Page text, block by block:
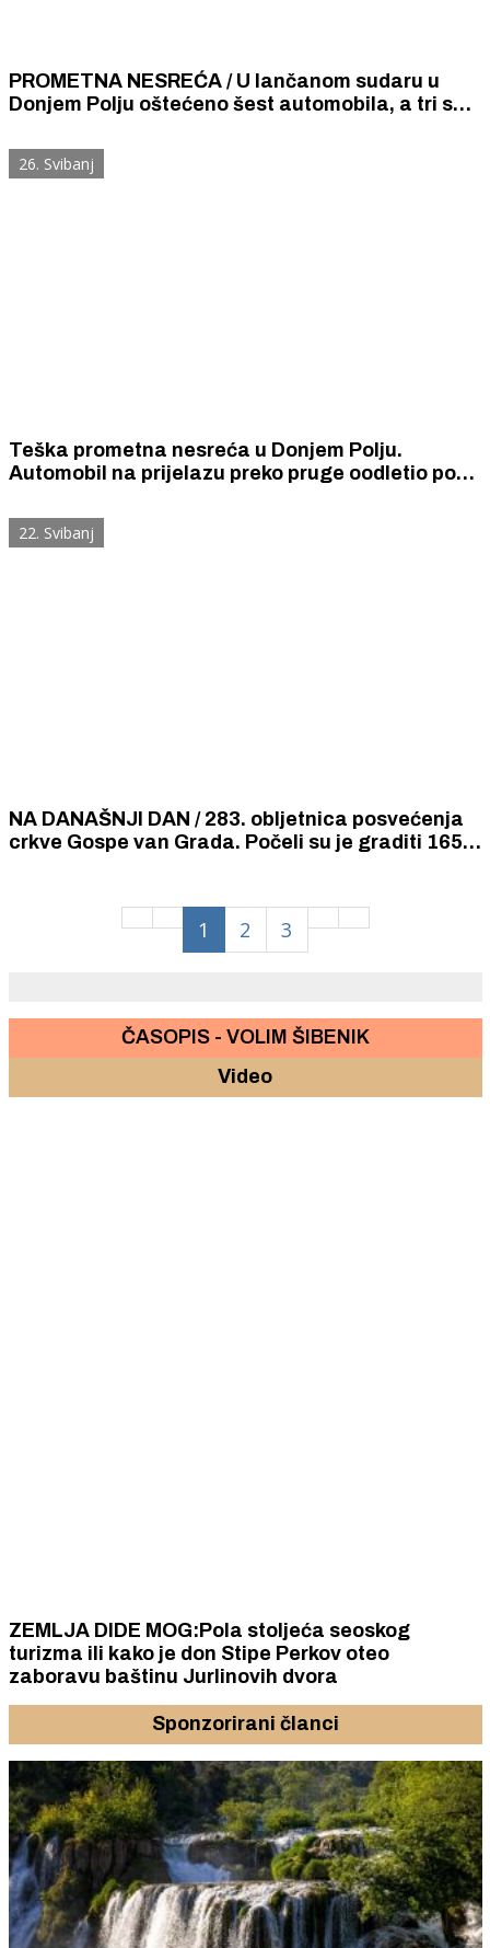
PROMETNA NESREĆA / U lančanom sudaru u
Donjem Polju oštećeno šest automobila, a tri su
26. Svibanj
Teška prometna nesreća u Donjem Polju.
Automobil na prijelazu preko pruge oodletio pod
22. Svibanj
NA DANAŠNJI DAN / 283. obljetnica posvećenja
crkve Gospe van Grada. Počeli su je graditi 1650.
1 2 3
ČASOPIS - VOLIM ŠIBENIK
Video
ZEMLJA DIDE MOG:Pola stoljeća seoskog
turizma ili kako je don Stipe Perkov oteo
zaboravu baštinu Jurlinovih dvora
Sponzorirani članci